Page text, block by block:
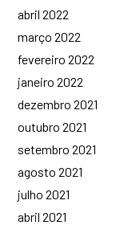
abril 2022
março 2022
fevereiro 2022
janeiro 2022
dezembro 2021
outubro 2021
setembro 2021
agosto 2021
julho 2021
abril 2021